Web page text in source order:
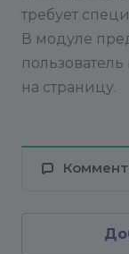
требует
В модуле
на страницу.